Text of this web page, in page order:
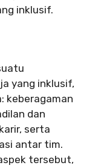
inklusif.
yang inklusif,
keberagaman
dan
serta
antar tim.
tersebut,